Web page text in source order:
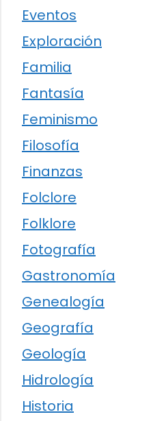
Eventos
Exploración
Familia
Fantasía
Feminismo
Filosofía
Finanzas
Folclore
Folklore
Fotografía
Gastronomía
Genealogía
Geografía
Geología
Hidrología
Historia